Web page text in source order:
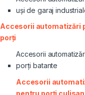
uși de garaj
Accesorii automatizări
porți
Accesorii
porți batante
Accesorii
pentru porți